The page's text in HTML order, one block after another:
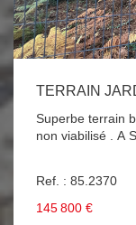
TERRAIN
Superbe terrain
non viabilisé . A
Ref. : 85.2370
145 800 €